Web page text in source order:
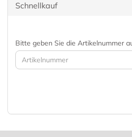
Schnellkauf
Bitte geben Sie die Artikelnummer